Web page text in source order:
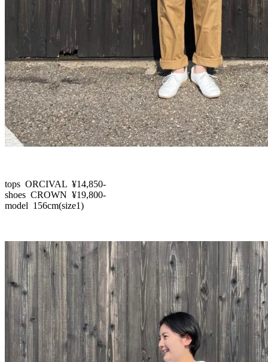
tops ORCIVAL ¥14,850-
shoes CROWN ¥19,800-
model 156cm(size1)